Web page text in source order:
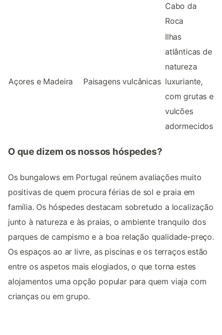
Cabo da
Roca
Açores e Madeira Paisagens vulcânicas
Ilhas
atlânticas de
natureza
luxuriante,
com grutas e
vulcões
adormecidos
O que dizem os nossos hóspedes?
Os bungalows em Portugal reúnem avaliações muito
positivas de quem procura férias de sol e praia em
família. Os hóspedes destacam sobretudo a localização
junto à natureza e às praias, o ambiente tranquilo dos
parques de campismo e a boa relação qualidade-preço.
Os espaços ao ar livre, as piscinas e os terraços estão
entre os aspetos mais elogiados, o que torna estes
alojamentos uma opção popular para quem viaja com
crianças ou em grupo.